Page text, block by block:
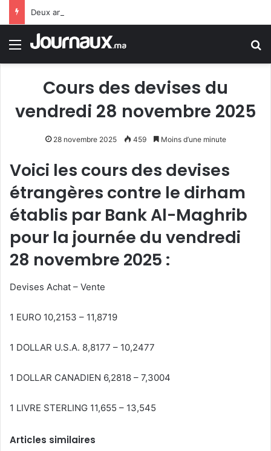
Menu
Cours des devises du
vendredi 28 novembre 2025
28 novembre 2025 459 Moins d’une minute
Voici les cours des devises
étrangères contre le dirham
établis par Bank Al-Maghrib
pour la journée du vendredi
28 novembre 2025 :
Devises Achat – Vente
1 EURO 10,2153 – 11,8719
1 DOLLAR U.S.A. 8,8177 – 10,2477
1 DOLLAR CANADIEN 6,2818 – 7,3004
1 LIVRE STERLING 11,655 – 13,545
Articles similaires